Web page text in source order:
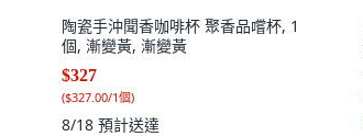
陶瓷手沖聞香咖啡杯 聚香品嚐杯, 1
個, 漸變黃, 漸變黃
$327
($327.00/1個)
8/18 預計送達